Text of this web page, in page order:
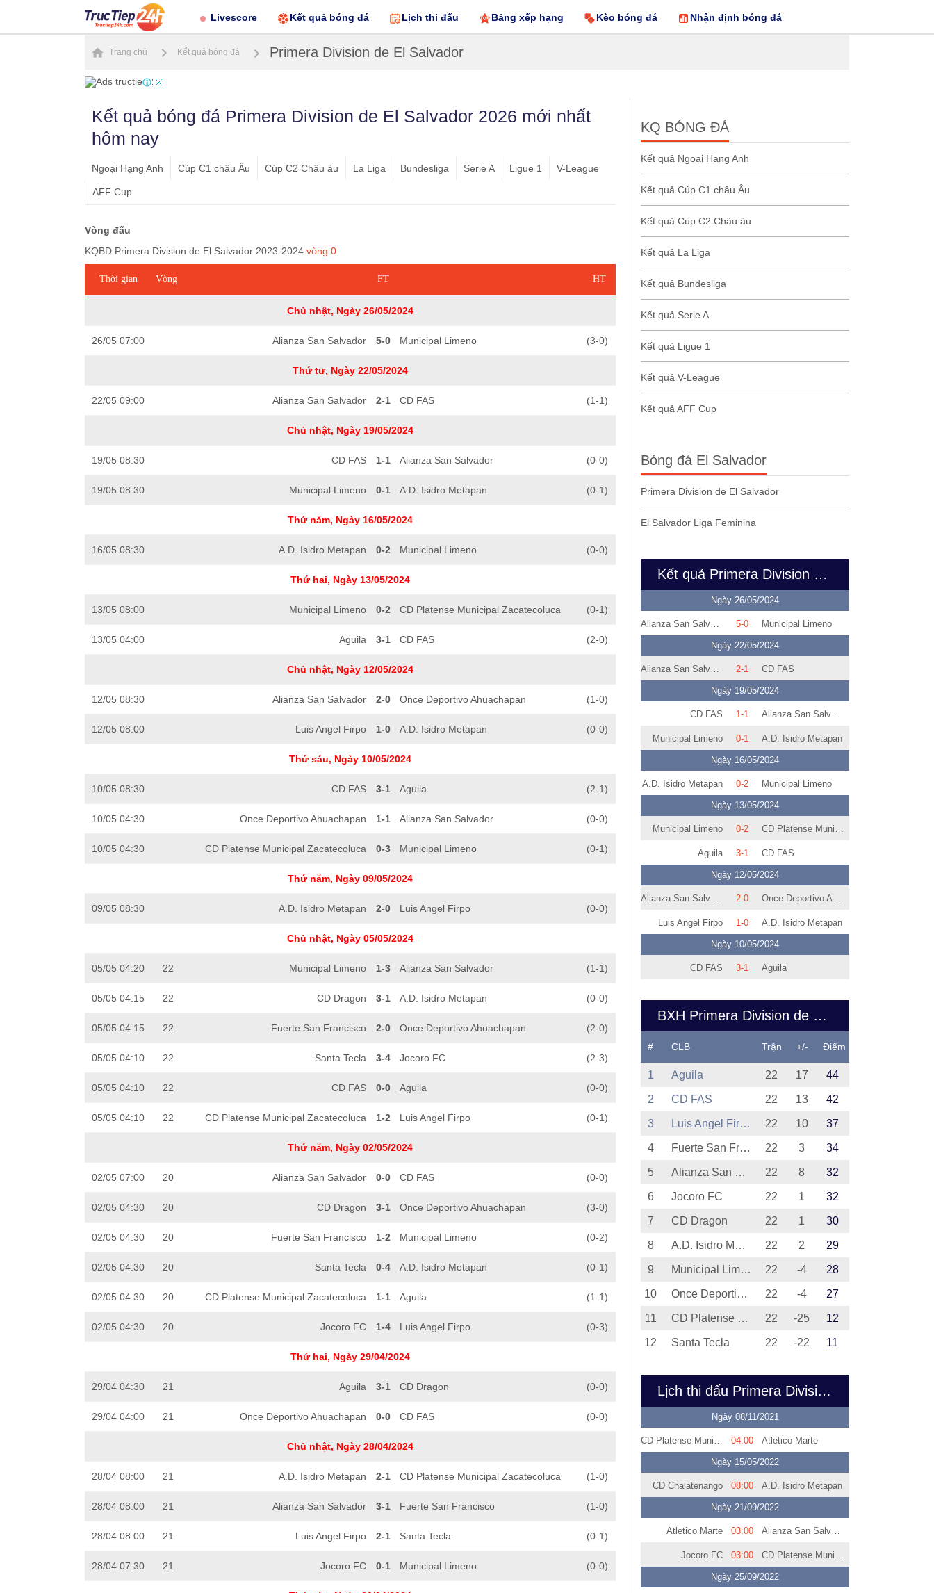
Livescore Kết quả bóng đá Lịch thi đấu Bảng xếp hạng Kèo bóng đá Nhận định bóng đá
Trang chủ Kết quả bóng đá Primera Division de El Salvador
Kết quả bóng đá Primera Division de El Salvador 2026 mới nhất
hôm nay
Ngoại Hạng Anh Cúp C1 châu Âu Cúp C2 Châu âu La Liga Bundesliga Serie A Ligue 1 V-League
AFF Cup
Vòng đấu
KQBD Primera Division de El Salvador 2023-2024 vòng 0
Thời gian Vòng FT HT
Chủ nhật, Ngày 26/05/2024
26/05 07:00 Alianza San Salvador 5-0 Municipal Limeno (3-0)
Thứ tư, Ngày 22/05/2024
22/05 09:00 Alianza San Salvador 2-1 CD FAS (1-1)
Chủ nhật, Ngày 19/05/2024
19/05 08:30 CD FAS 1-1 Alianza San Salvador (0-0)
19/05 08:30 Municipal Limeno 0-1 A.D. Isidro Metapan (0-1)
Thứ năm, Ngày 16/05/2024
16/05 08:30 A.D. Isidro Metapan 0-2 Municipal Limeno (0-0)
Thứ hai, Ngày 13/05/2024
13/05 08:00 Municipal Limeno 0-2 CD Platense Municipal Zacatecoluca (0-1)
13/05 04:00 Aguila 3-1 CD FAS (2-0)
Chủ nhật, Ngày 12/05/2024
12/05 08:30 Alianza San Salvador 2-0 Once Deportivo Ahuachapan (1-0)
12/05 08:00 Luis Angel Firpo 1-0 A.D. Isidro Metapan (0-0)
Thứ sáu, Ngày 10/05/2024
10/05 08:30 CD FAS 3-1 Aguila (2-1)
10/05 04:30 Once Deportivo Ahuachapan 1-1 Alianza San Salvador (0-0)
10/05 04:30 CD Platense Municipal Zacatecoluca 0-3 Municipal Limeno (0-1)
Thứ năm, Ngày 09/05/2024
09/05 08:30 A.D. Isidro Metapan 2-0 Luis Angel Firpo (0-0)
Chủ nhật, Ngày 05/05/2024
05/05 04:20 22 Municipal Limeno 1-3 Alianza San Salvador (1-1)
05/05 04:15 22 CD Dragon 3-1 A.D. Isidro Metapan (0-0)
05/05 04:15 22 Fuerte San Francisco 2-0 Once Deportivo Ahuachapan (2-0)
05/05 04:10 22 Santa Tecla 3-4 Jocoro FC (2-3)
05/05 04:10 22 CD FAS 0-0 Aguila (0-0)
05/05 04:10 22 CD Platense Municipal Zacatecoluca 1-2 Luis Angel Firpo (0-1)
Thứ năm, Ngày 02/05/2024
02/05 07:00 20 Alianza San Salvador 0-0 CD FAS (0-0)
02/05 04:30 20 CD Dragon 3-1 Once Deportivo Ahuachapan (3-0)
02/05 04:30 20 Fuerte San Francisco 1-2 Municipal Limeno (0-2)
02/05 04:30 20 Santa Tecla 0-4 A.D. Isidro Metapan (0-1)
02/05 04:30 20 CD Platense Municipal Zacatecoluca 1-1 Aguila (1-1)
02/05 04:30 20 Jocoro FC 1-4 Luis Angel Firpo (0-3)
Thứ hai, Ngày 29/04/2024
29/04 04:30 21 Aguila 3-1 CD Dragon (0-0)
29/04 04:00 21 Once Deportivo Ahuachapan 0-0 CD FAS (0-0)
Chủ nhật, Ngày 28/04/2024
28/04 08:00 21 A.D. Isidro Metapan 2-1 CD Platense Municipal Zacatecoluca (1-0)
28/04 08:00 21 Alianza San Salvador 3-1 Fuerte San Francisco (1-0)
28/04 08:00 21 Luis Angel Firpo 2-1 Santa Tecla (0-1)
28/04 07:30 21 Jocoro FC 0-1 Municipal Limeno (0-0)
KQ BÓNG ĐÁ
Kết quả Ngoại Hạng Anh
Kết quả Cúp C1 châu Âu
Kết quả Cúp C2 Châu âu
Kết quả La Liga
Kết quả Bundesliga
Kết quả Serie A
Kết quả Ligue 1
Kết quả V-League
Kết quả AFF Cup
Bóng đá El Salvador
Primera Division de El Salvador
El Salvador Liga Feminina
Kết quả Primera Division de El Salvador
Ngày 26/05/2024
Alianza San Salvador 5-0 Municipal Limeno
Ngày 22/05/2024
Alianza San Salvador 2-1 CD FAS
Ngày 19/05/2024
CD FAS 1-1 Alianza San Salvador
Municipal Limeno 0-1 A.D. Isidro Metapan
Ngày 16/05/2024
A.D. Isidro Metapan 0-2 Municipal Limeno
Ngày 13/05/2024
Municipal Limeno 0-2 CD Platense Municipal Zacatecoluca
Aguila 3-1 CD FAS
Ngày 12/05/2024
Alianza San Salvador 2-0 Once Deportivo Ahuachapan
Luis Angel Firpo 1-0 A.D. Isidro Metapan
Ngày 10/05/2024
CD FAS 3-1 Aguila
BXH Primera Division de El Salvador
# CLB Trận +/- Điểm
1 Aguila 22 17 44
2 CD FAS 22 13 42
3 Luis Angel Firpo 22 10 37
4 Fuerte San Francisco 22 3 34
5 Alianza San Salvador 22 8 32
6 Jocoro FC 22 1 32
7 CD Dragon 22 1 30
8 A.D. Isidro Metapan 22 2 29
9 Municipal Limeno 22 -4 28
10 Once Deportivo Ahuachapan 22 -4 27
11 CD Platense Municipal Zacatecoluca 22 -25 12
12 Santa Tecla 22 -22 11
Lịch thi đấu Primera Division de El Salvador
Ngày 08/11/2021
CD Platense Municipal Zacatecoluca 04:00 Atletico Marte
Ngày 15/05/2022
CD Chalatenango 08:00 A.D. Isidro Metapan
Ngày 21/09/2022
Atletico Marte 03:00 Alianza San Salvador
Jocoro FC 03:00 CD Platense Municipal Zacatecoluca
Ngày 25/09/2022